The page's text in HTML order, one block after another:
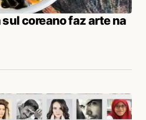
coreano faz arte na